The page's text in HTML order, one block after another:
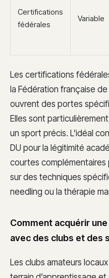
Certifications
fédérales
Variable
Les certifications
la Fédération française
ouvrent des portes
Elles sont
un sport précis. L’idéal
DU pour la légitimité
courtes
sur des techniques
needling ou la thérapie
Comment acquérir
avec des clubs et des
Les clubs amateurs